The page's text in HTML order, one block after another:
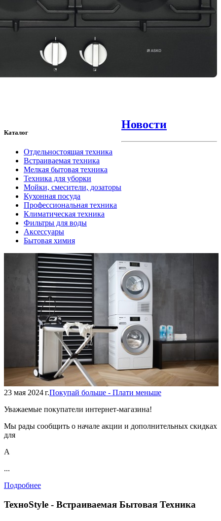
Каталог
Отдельностоящая техника
Встраиваемая техника
Мелкая бытовая техника
Техника для уборки
Мойки, смесители, дозаторы
Кухонная посуда
Профессиональная техника
Климатическая техника
Фильтры для воды
Аксессуары
Бытовая химия
Новости
23 мая 2024 г.Покупай больше - Плати меньше
Уважаемые покупатели интернет-магазина!
Мы рады сообщить о начале акции и дополнительных скидках
для
А
...
Подробнее
TexноStyle - Встраиваемая Бытовая Техника